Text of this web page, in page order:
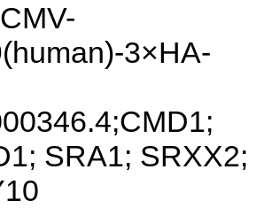
3×HA-
SRA1; SRXX2;